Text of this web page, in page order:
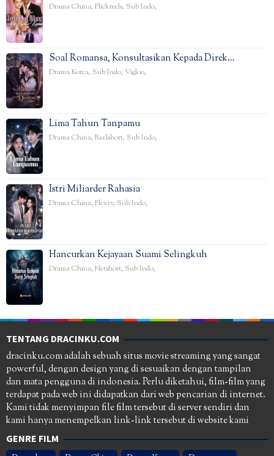
Drama China, Flickreels, Sub Indo,
Soal Romansa, Konsultasikan Kepada Direk…
Drama Korea, Sub Indo, Vigloo,
Lima Tahun Tanpamu
Drama China, Reelshort, Sub Indo,
Istri Miliarder Rahasia
Drama China, Flextv, Sub Indo,
Hancurkan Kejayaan Suami Selingkuh
Drama China, Netshort, Sub Indo,
TENTANG DRACINKU.COM
dracinku.com adalah sebuah situs movie streaming yang sangat
powerful, dengan design yang di sesuaikan dengan tampilan
dan mata pengguna di indonesia. Perlu diketahui, film-film yang
terdapat pada web ini didapatkan dari web pencarian di internet.
Kami tidak menyimpan file film tersebut di server sendiri dan
kami hanya menempelkan link-link tersebut di website kami
GENRE FILM